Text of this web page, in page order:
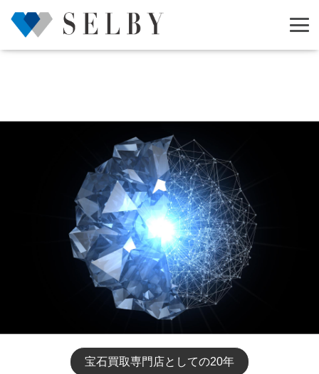
宝石買取専門店としての20年